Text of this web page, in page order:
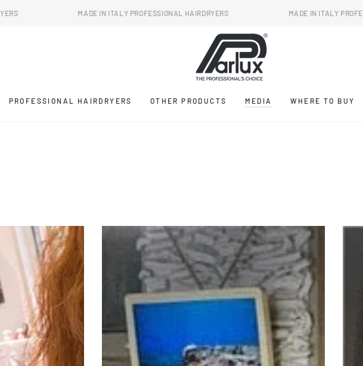
MADE IN ITALY PROFESSIONAL HAIRDRYERS MADE IN ITALY PROFESSIONAL HAIRDRYERS
PROFESSIONAL HAIRDRYERS OTHER PRODUCTS MEDIA WHERE TO BUY